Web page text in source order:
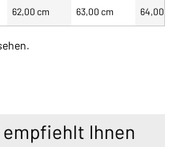
62,00 cm 63,00 cm 64,00
Ihnen